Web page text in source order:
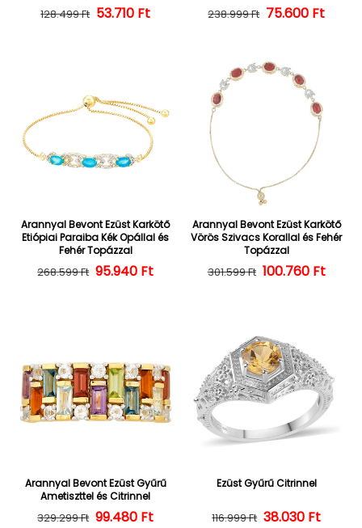
Normál ár
128.499 Ft Kedvezményes ár
53.710 Ft Normál ár
238.999 Ft 75.600 Ft
Arannyal Bevont Ezüst Karkötő
Etiópiai Paraiba Kék Opállal és
Fehér Topázzal
Normál ár
268.599 Ft Kedvezményes ár
95.940 Ft
Arannyal Bevont Ezüst Karkötő
Vörös Szivacs Korallal és Fehér
Topázzal
Normál ár
301.599 Ft 100.760 Ft
Arannyal Bevont Ezüst Gyűrű
Ametiszttel és Citrinnel
Normál ár
329.299 Ft Kedvezményes ár
99.480 Ft
Ezüst Gyűrű Citrinnel
Normál ár
116.999 Ft 38.030 Ft